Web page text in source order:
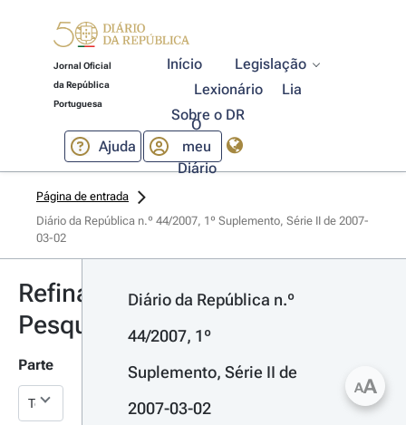
Jornal Oficial
da República
Portuguesa
Início
Legislação
Lexionário
Lia
Sobre o DR
Ajuda
O
meu
Diário
Página de entrada
Diário da República n.º 44/2007, 1º Suplemento, Série II de 2007-
03-02
Refinar
Pesquisa
Parte
Diário da República n.º
44/2007, 1º
Suplemento, Série II de
2007-03-02
AA